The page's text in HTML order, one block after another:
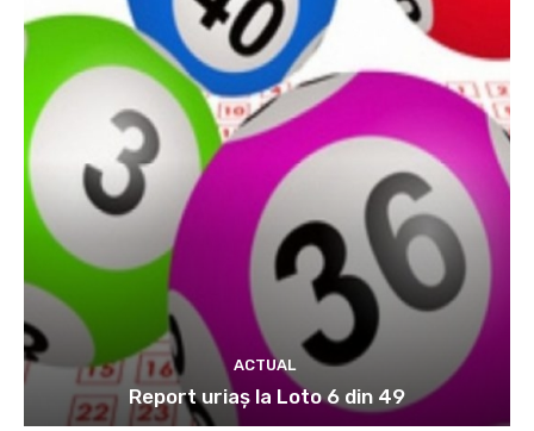
ACTUAL
Report uriaș la Loto 6 din 49